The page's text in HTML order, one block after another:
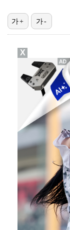
'1라
[ST
가+ 가-
X